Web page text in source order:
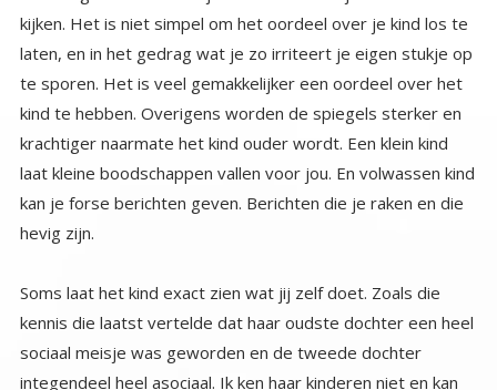
hevig zijn.
Soms laat het kind exact zien wat jij zelf doet. Zoals die
kennis die laatst vertelde dat haar oudste dochter een heel
sociaal meisje was geworden en de tweede dochter
integendeel heel asociaal. Ik ken haar kinderen niet en kan
dus niet beoordelen of het juist is wat ze zegt, maar haar
ken ik al een tijdje en dat het tweede kind laat zien wat ze
zelf jarenlang deed, -weliswaar op een andere wijze- is een
ding wat zeker is. Zij ziet het verband nog niet, maar in haar
ogen trekt haar tweede dochter zich weinig aan van het
gezin. Zij neemt contact op als ze zin heeft of als ze iets
nodig heeft. Leeft niet mee als er iets gebeurt in het gezin,
is vooral met zichzelf bezig. Haar moeder, mijn kennisje
was altijd precies zo, van haar ging ook nooit betrokkenheid
uit naar haar gezin van herkomst, haar broers en zussen
hoorden haar ook zelden als er iets gaande was, of er
moest een belang van haarzelf spelen. Zij koos ook altijd
voor zichzelf en haar belangen en liet haar dochters soms
aan hun lot over als zij iets wilde doen wat ze graag deed.
Ze was bv lid van een club die brocantes organiseerden, en
vide greniers afliepen, die eindigden vaak in gezellige
etentjes met alle leden, die laat eindigden en natuurlijk
meestal in de weekends plaats vonden. De ouders waren
dan beiden op deze feestjes te vinden en de meisjes
moesten zichzelf vermaken, soms logeerden ze bij anderen
vaak waren ze gewoon thuis. De ouders hadden dan geen